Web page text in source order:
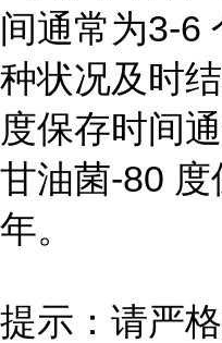
间通常为3-6
种状况及时
度保存时间
甘油菌-80
年。
提示：请严